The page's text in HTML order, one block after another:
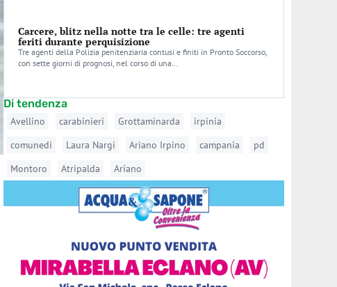
Carcere, blitz nella notte tra le celle: tre agenti
feriti durante perquisizione
Tre agenti della Polizia penitenziaria contusi e finiti in Pronto Soccorso,
con sette giorni di prognosi, nel corso di una…
Di tendenza
Avellino carabinieri Grottaminarda
irpinia
comunedi
Laura Nargi Ariano Irpino campania
pd
Montoro
Atripalda Ariano